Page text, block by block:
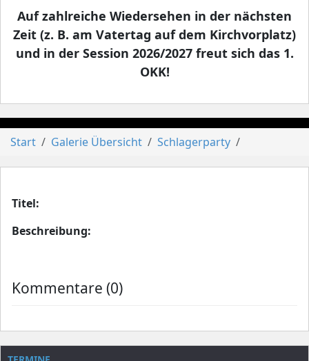
Auf zahlreiche Wiedersehen in der nächsten
Zeit (z. B. am Vatertag auf dem Kirchvorplatz)
und in der Session 2026/2027 freut sich das 1.
OKK!
Start Galerie Übersicht Schlagerparty
Titel:
Beschreibung:
Kommentare (0)